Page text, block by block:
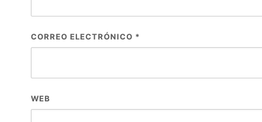
CORREO ELECTRÓNICO *
WEB